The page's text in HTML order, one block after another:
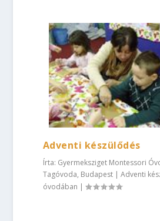
Adventi készülődés
Írta: Gyermeksziget Montessori
Tagóvoda, Budapest| Adventi
óvodában |